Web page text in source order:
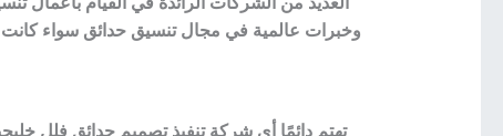
وخبرات عالمية في مجال تنسيق حدائق سواء كانت
تهتم دائمًا أي شركة تنفيذ تصميم حدائق فلل